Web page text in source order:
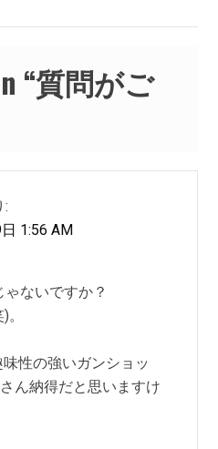
“質問がご
:
1:56 AM
ないですか？
味性の強いガンショッ
ん納得だと思いますけ